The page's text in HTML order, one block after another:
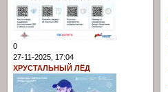
0
27-11-2025, 17:04
ХРУСТАЛЬНЫЙ ЛЁД